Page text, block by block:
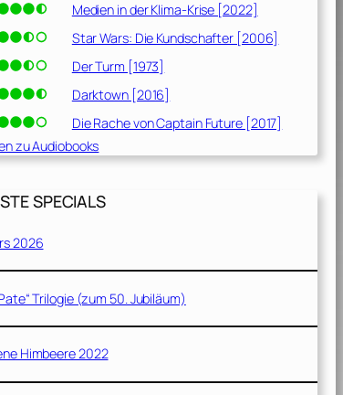
Medien in der Klima-Krise [2022]
Star Wars: Die Kundschafter [2006]
Der Turm [1973]
Darktown [2016]
Die Rache von Captain Future [2017]
zu Audiobooks
SPECIALS
2026
Trilogie (zum 50. Jubiläum)
Himbeere 2022